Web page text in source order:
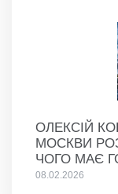
ОЛЕКСІЙ
МОСКВИ
ЧОГО МАЄ
08.02.2026